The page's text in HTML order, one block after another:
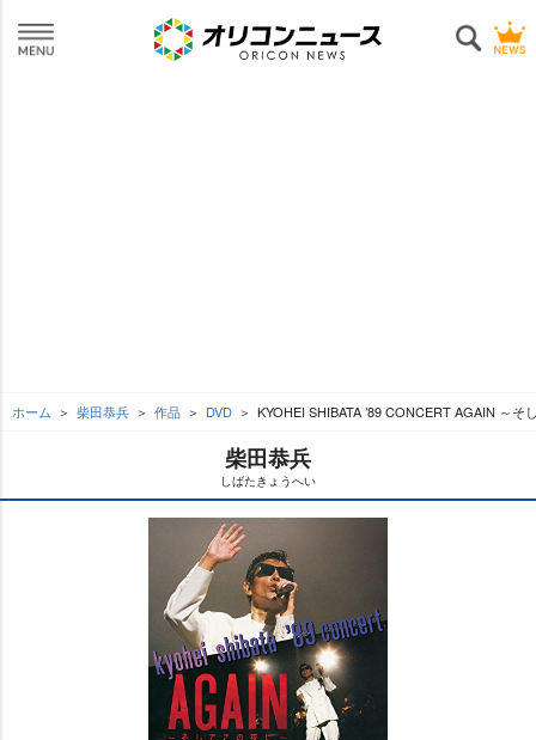
ホーム 柴田恭兵 作品 DVD KYOHEI SHIBATA ’89 CONCERT AGAIN ～そ
柴田恭兵
しばたきょうへい